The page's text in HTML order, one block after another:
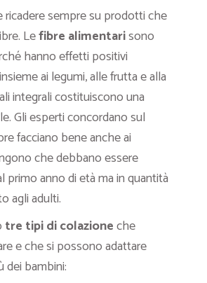
ricadere sempre su prodotti che
Lefibre alimentarisono
hanno effetti positivi
ai legumi, alle frutta e alla
integrali costituiscono una
Gli esperti concordano sul
facciano bene anche ai
che debbano essere
primo anno di età ma in quantità
agli adulti.
tre tipi di colazioneche
e che si possono adattare
dei bambini: